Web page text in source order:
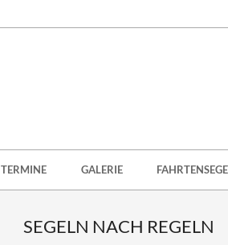
TERMINE GALERIE
SEGELN NACH REGELN